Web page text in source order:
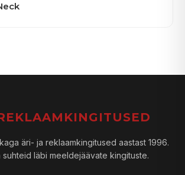
äri- ja reklaamkingitused aastast 1996.
suhteid läbi meeldejäävate kingituste.